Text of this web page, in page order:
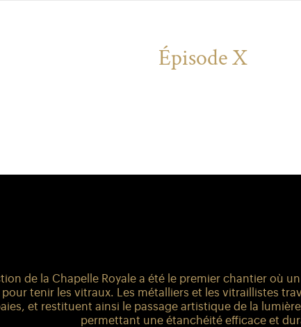
Épisode X
de la Chapelle Royale a été le premier chantier où
pour tenir les vitraux. Les métalliers et les vitraillistes
et restituent ainsi le passage artistique de la
permettant une étanchéité efficace et